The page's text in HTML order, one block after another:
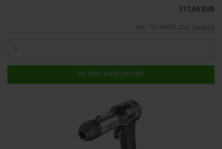
517,65 EUR
inkl. 19% MwSt. zzgl. Versand
IN DEN WARENKORB